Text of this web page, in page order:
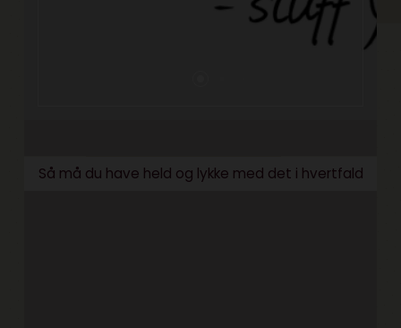
Så må du have held og lykke med det i hvertfald